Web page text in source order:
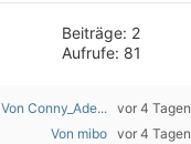
Beiträge: 2
Aufrufe: 81
Von Conny_Ade... vor 4 Tagen
Von mibo vor 4 Tagen